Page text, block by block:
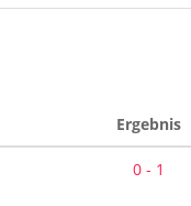
Ergebnis
0 - 1